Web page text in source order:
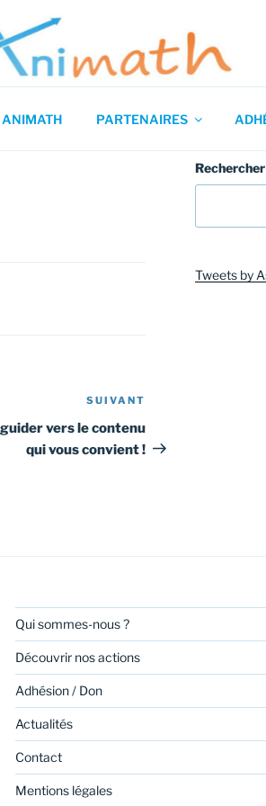
PARTENAIRES
suivant
SUIVANT
vers le contenu
qui vous convient !
Rechercher
Tweets by
Qui sommes-nous ?
Découvrir nos actions
Adhésion / Don
Actualités
Contact
Mentions légales